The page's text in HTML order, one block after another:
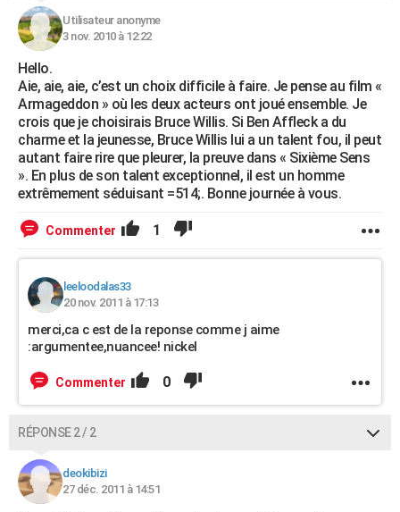
Carte de Noël
Carte Bonne année
Carte Saint-Valentin
Carte Pâques
Carte d'anniversaire
DICTIONNAIRE
Dictionnaire
Biographies
Citations
Expressions
Proverbes
PROGRAMME TV
COPAINS D'AVANT
S'inscrire
Se connecter
Lycées
Collèges
Primaires
Universités
Entreprises
Service militaire
Avis de recherche
AVIS DE DÉCÈS
FORUM
Bricolage
Lifestyle
Culture
Sport
Auto
Television
Voyage
Cinema
Utilisateur anonyme
3 nov. 2010 à 12:22
Hello.
Aie, aie, aie, c’est un choix difficile à faire. Je pense au film «
Armageddon » où les deux acteurs ont joué ensemble. Je
crois que je choisirais Bruce Willis. Si Ben Affleck a du
charme et la jeunesse, Bruce Willis lui a un talent fou, il peut
autant faire rire que pleurer, la preuve dans « Sixième Sens
». En plus de son talent exceptionnel, il est un homme
extrêmement séduisant =514;. Bonne journée à vous.
Commenter 1
leeloodalas33
20 nov. 2011 à 17:13
merci,ca c est de la reponse comme j aime
:argumentee,nuancee! nickel
Commenter 0
RÉPONSE 2 / 2
deokibizi
27 déc. 2011 à 14:51